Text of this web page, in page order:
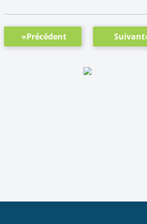
«Précédent